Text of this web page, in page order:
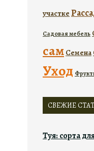
участке
Садовая мебель
сам Семена
Уход
СВЕЖИЕ
Туя: сорта